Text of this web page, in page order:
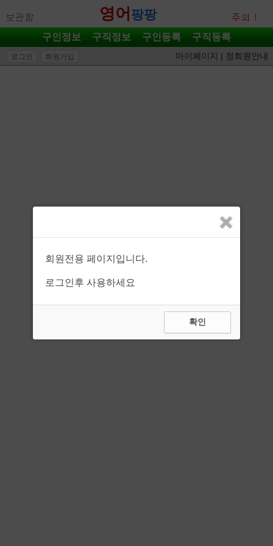
영어 팡팡
구인정보 구직정보 구인등록 구직등록
로그인 회원가입 마이페이지 | 정회원안내
회원전용 페이지입니다.
로그인후 사용하세요
확인